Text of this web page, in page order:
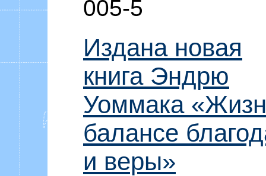
005-5
Издана новая
книга Эндрю
Уоммака
балансе
и веры»